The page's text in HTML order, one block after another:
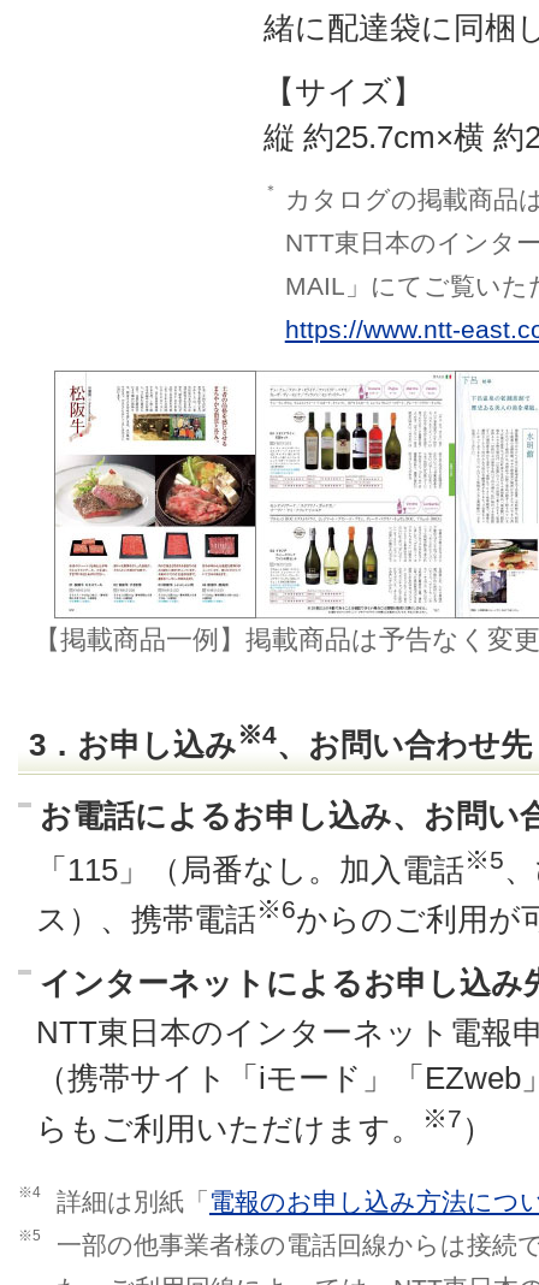
緒に配達袋に同梱
【サイズ】
縦 約25.7cm×横 約
＊
カタログの掲載商品
NTT東日本のインタ
MAIL」にてご覧いた
https://www.ntt-
【掲載商品一例】掲載商品は予告なく変
3．お申し込み※4、お問い合わせ先
お電話によるお申し込み、お問い
「115」（局番なし。加入電話※5
ス）、携帯電話※6からのご利用が
インターネットによるお申し込み
NTT東日本のインターネット電報
（携帯サイト「iモード」「
らもご利用いただけます。
※7 ）
※4 詳細は別紙「 電報のお申し込み方法につ
※5
一部の他事業者様の電話回線からは接続